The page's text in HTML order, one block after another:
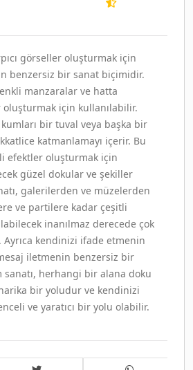
görseller oluşturmak için
benzersiz bir sanat biçimidir.
manzaralar ve hatta
oluşturmak için kullanılabilir.
bir tuval veya başka bir
katmanlamayı içerir. Bu
efektler oluşturmak için
güzel dokular ve şekiller
galerilerden ve müzelerden
ve partilere kadar çeşitli
inanılmaz derecede çok
kendinizi ifade etmenin
iletmenin benzersiz bir
sanatı, herhangi bir alana doku
bir yoludur ve kendinizi
ve yaratıcı bir yolu olabilir.